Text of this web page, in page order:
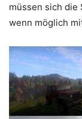
müssen sich die
wenn möglich